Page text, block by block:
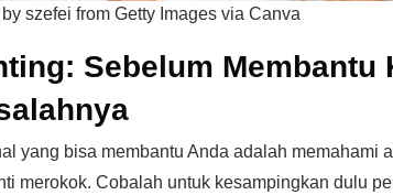
szefei from Getty Images via Canva
Sebelum Membantu
yang bisa membantu Anda adalah memahami
merokok. Cobalah untuk kesampingkan dulu